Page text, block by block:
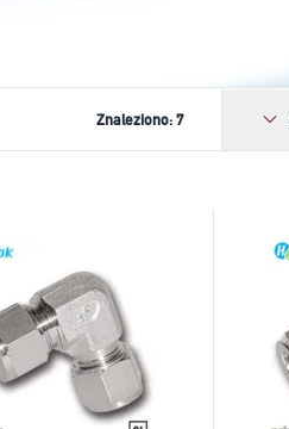
Znaleziono:7